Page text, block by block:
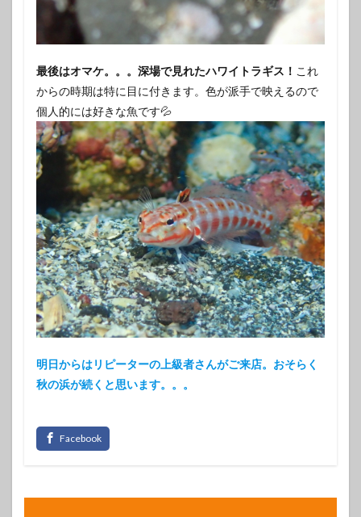
最後はオマケ。。。深場で見れたハワイトラギス！ これ
からの時期は特に目に付きます。色が派手で映えるので
個人的には好きな魚です💦
明日からはリピーターの上級者さんがご来店。おそらく
秋の浜が続くと思います。。。